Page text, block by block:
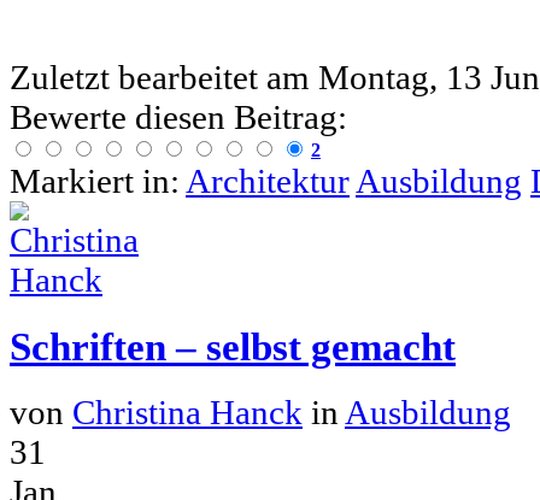
Zuletzt bearbeitet am Montag, 13
Bewerte diesen Beitrag:
2
Markiert in: Architektur Ausbildung
Schriften – selbst gemacht
von Christina Hanck inAusbildung
31
Jan